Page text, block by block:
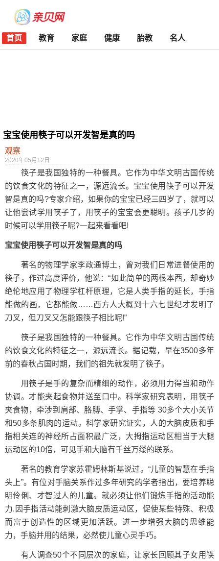
首页 教育 家庭 健康 胎教 名人
宝宝使用筷子可以开发智是真的吗
观察
2020年05月12日
筷子是我国独特的一种餐具。它作为中华文明古国传统
的饮食文化的特征之一，源远流长。宝宝使用筷子可以开发
智是真的吗?专家介绍，如果你的宝宝已经三四岁了，就可以
让他尝试学用筷子了，用筷子的宝宝会更聪明。孩子几岁的
时候可以学用筷子呢?一起来看看吧!
宝宝使用筷子可以开发智是真的吗
著名的物理学家李政通博土，曾对我们日常进餐使用的
筷子，作过高度评价，他说：“如此简单的两根本西，却奇妙
绝伦地应用了物理学杠杆原理，它是人类手指的延长，手指
能做的画，它都能做……西方人大概到十六七世纪才发明了
刀叉，但刀叉又怎能跟筷子相比呢!”
筷子是我国独特的一种餐具。它作为中华文明古国传统
的饮食文化的特征之一，源远流长。据记载，早在3500多年
前的春秋占国时期，我们的祖先就发明了筷子。
用筷子是手的复杂而精细的动作，必须用力得当和动作
协调。才能夹起食物并送至口中。科学家研究表明，用筷子
夹食物，牵涉到肩部、胳膊、手掌、手指等 30多个大小关节
和50多条肌肉的运动。科学家研究证实，人的大脑皮质和手
指相关连的神经所占面积最广泛，大拇指运动区相当于大腿
运动区的10倍，可见手和大脑有千丝万缕的联系。
著名的教育学家苏霍姆林斯基说过。“儿童的智慧在手指
头上”。有位对手脑关系作过多年研究的学者指出，要培养聪
明伶俐、才智过人的儿童。就必须让他们锻炼手指的活动能
力.因手指活动能刺激大脑皮质运动区，促使某些特殊、积极
而富于创造性的区域更加活跃。进一步增强大脑的思维能
力，手脑并用的结果，必然使儿童心灵手巧。
有人调查50个不同层次的家庭，让家长回顾其子女用筷